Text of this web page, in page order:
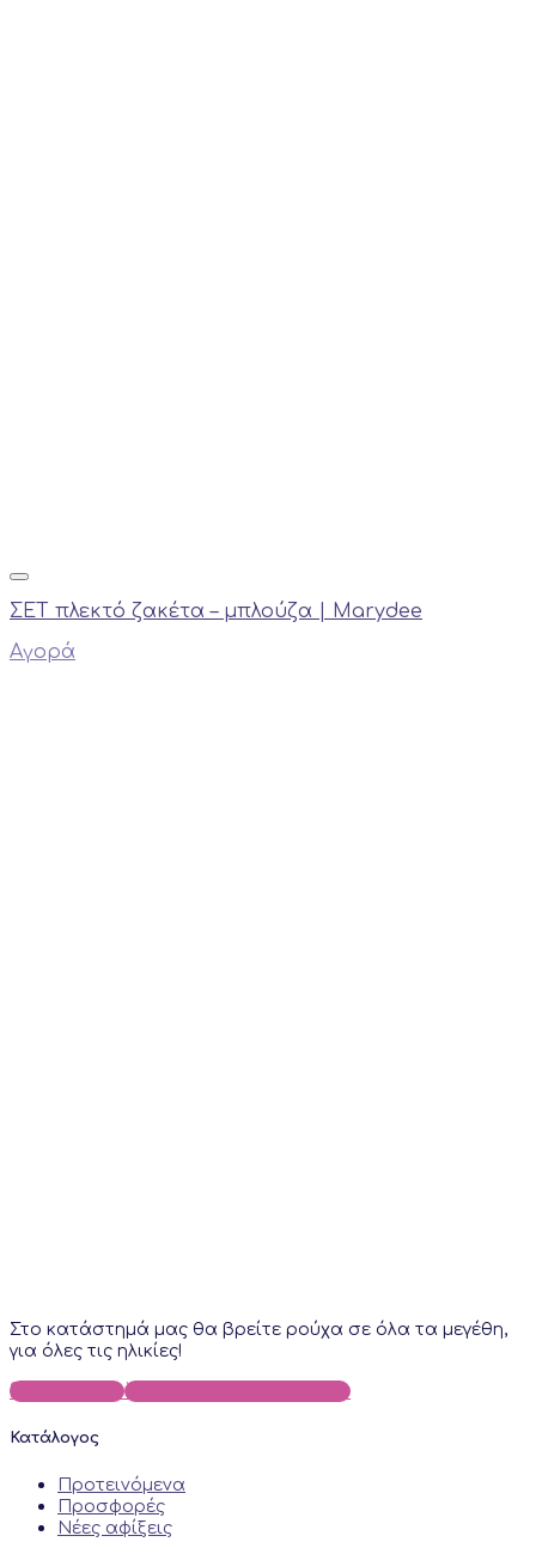
ΣΕΤ πλεκτό ζακέτα – μπλούζα | Marydee
Αγορά
Στο κατάστημά μας θα βρείτε ρούχα σε όλα τα μεγέθη,
για όλες τις ηλικίες!
25410-22018 info@sofi-kokkinidis.gr
Κατάλογος
Προτεινόμενα
Προσφορές
Νέες αφίξεις